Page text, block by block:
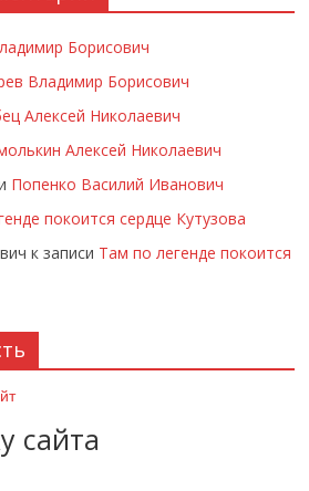
Борисович
Владимир Борисович
Алексей Николаевич
Алексей Николаевич
Попенко Василий Иванович
покоится сердце Кутузова
к записи Там по легенде покоится
сайта